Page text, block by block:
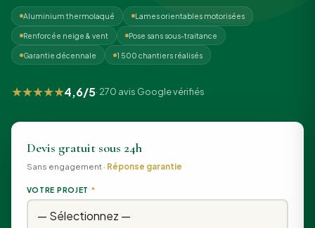
Aluminium thermolaqué Lames orientables motorisées
Renforcée neige & vent Pose sans sous-traitance
Garantie décennale 1 500 chantiers réalisés
★★★★★4,6/5· 270 avis Google vérifiés
Devis gratuit sous 24h
Sans engagement · Réponse garantie
VOTRE PROJET *